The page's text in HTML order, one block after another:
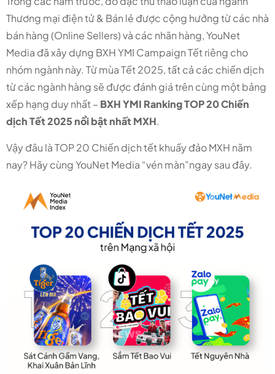
Thương mại điện tử & Bán lẻ được cộng hưởng từ các nhà
bán hàng (Online Sellers) và các nhãn hàng, YouNet
Media đã xây dựng BXH YMI Campaign Tết riêng cho
nhóm ngành này. Từ mùa Tết 2025, tất cả các chiến dịch
từ các ngành hàng sẽ được đánh giá trên cùng một bảng
xếp hạng duy nhất – BXH YMI Ranking TOP 20 Chiến
dịch Tết 2025 nổi bật nhất MXH.
Vậy đâu là TOP 20 Chiến dịch tết khuấy đảo MXH năm
nay? Hãy cùng YouNet Media “vén màn”ngay sau đây.